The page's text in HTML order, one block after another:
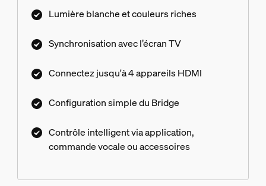
Lumière blanche et couleurs riches
Synchronisation avec l’écran TV
Connectez jusqu'à 4 appareils HDMI
Configuration simple du Bridge
Contrôle intelligent via application,
commande vocale ou accessoires